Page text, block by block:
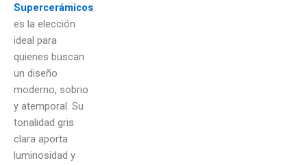
Supercerámicos
es la elección
ideal para
quienes buscan
un diseño
moderno, sobrio
y atemporal. Su
tonalidad gris
clara aporta
luminosidad y